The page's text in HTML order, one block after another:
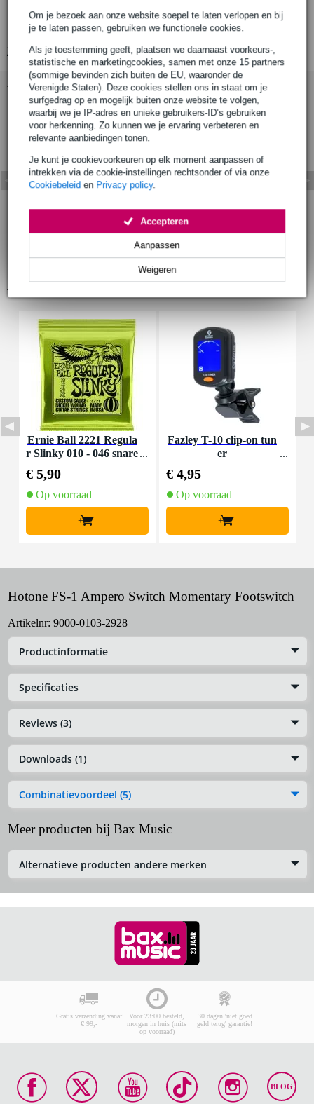
Om je bezoek aan onze website soepel te laten verlopen en bij
je te laten passen, gebruiken we functionele cookies.
Als je toestemming geeft, plaatsen we daarnaast voorkeurs-,
statistische en marketingcookies, samen met onze 15 partners
(sommige bevinden zich buiten de EU, waaronder de
Verenigde Staten). Deze cookies stellen ons in staat om je
surfgedrag op en mogelijk buiten onze website te volgen,
waarbij we je IP-adres en unieke gebruikers-ID’s gebruiken
voor herkenning. Zo kunnen we je ervaring verbeteren en
relevante aanbiedingen tonen.
Je kunt je cookievoorkeuren op elk moment aanpassen of
intrekken via de cookie-instellingen rechtsonder of via onze
Cookiebeleid en Privacy policy.
Weigeren
Aanpassen
Accepteren
type: Ampero Switch
speciaal ontworpen voor: Hotone Ampero
Bekijk alle productspecificaties
Bekijk ook eens (1)
Accessoires (29)
Ernie Ball 2221 Regula
r Slinky 010 - 046 snare
€ 5,90
Op voorraad
+
Fazley T-10 clip-on tun
er
€ 4,95
Op voorraad
+
Hotone FS-1 Ampero Switch Momentary Footswitch
Artikelnr: 9000-0103-2928
Productinformatie
Specificaties
Reviews (3)
Downloads (1)
Combinatievoordeel (5)
Meer producten bij Bax Music
Alternatieve producten andere merken
Gratis verzending vanaf
€ 99,-
Voor 23:00 besteld,
morgen in huis (mits
op voorraad)
30 dagen 'niet goed
geld terug' garantie!
BLOG